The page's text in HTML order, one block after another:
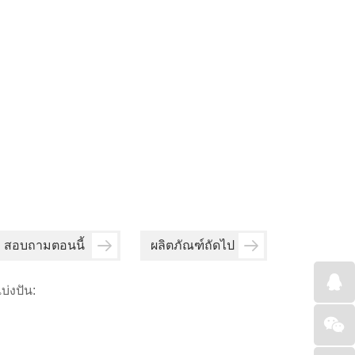
สอบถามตอนนี้ ผลิตภัณฑ์ถัดไป
งปัน: